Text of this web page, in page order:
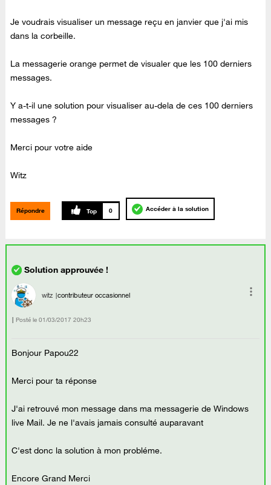
Je voudrais visualiser un message reçu en janvier que j'ai mis
dans la corbeille.
La messagerie orange permet de visualer que les 100 derniers
messages.
Y a-t-il une solution pour visualiser au-dela de ces 100 derniers
messages ?
Merci pour votre aide
Witz
Répondre 0 Accéder à la solution
witz contributeur occasionnel
Posté le ‎01/03/2017 20h23
Bonjour Papou22
Merci pour ta réponse
J'ai retrouvé mon message dans ma messagerie de Windows
live Mail. Je ne l'avais jamais consulté auparavant
C'est donc la solution à mon probléme.
Encore Grand Merci